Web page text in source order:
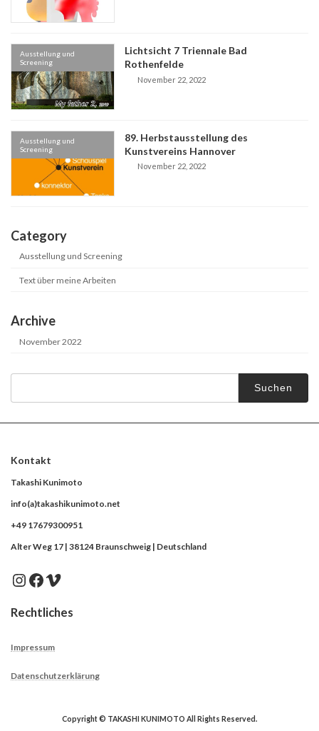
Ausstellung und
Screening
Lichtsicht 7 Triennale Bad
Rothenfelde
November 22, 2022
Ausstellung und
Screening
89. Herbstausstellung des
Kunstvereins Hannover
November 22, 2022
Category
Ausstellung und Screening
Text über meine Arbeiten
Archive
November 2022
Suche
Kontakt
Takashi Kunimoto
info(a)takashikunimoto.net
+49 17679300951
Alter Weg 17 | 38124 Braunschweig | Deutschland
Instagram
Facebook
Vimeo
Rechtliches
Impressum
Datenschutzerklärung
Copyright © TAKASHI KUNIMOTO All Rights Reserved.